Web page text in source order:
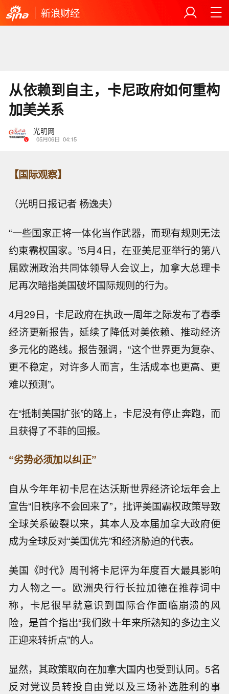
新浪财经
从依赖到自主，卡尼政府如何重构
加美关系
光明网
05月06日 04:15
【国际观察】
（光明日报记者 杨逸夫）
“一些国家正将一体化当作武器，而现有规则无法
约束霸权国家。”5月4日，在亚美尼亚举行的第八
届欧洲政治共同体领导人会议上，加拿大总理卡
尼再次暗指美国破坏国际规则的行为。
4月29日，卡尼政府在执政一周年之际发布了春季
经济更新报告，延续了降低对美依赖、推动经济
多元化的路线。报告强调，“这个世界更为复杂、
更不稳定，对许多人而言，生活成本也更高、更
难以预测”。
在“抵制美国扩张”的路上，卡尼没有停止奔跑，而
且获得了不菲的回报。
“劣势必须加以纠正”
自从今年年初卡尼在达沃斯世界经济论坛年会上
宣告“旧秩序不会回来了”，批评美国霸权政策导致
全球关系破裂以来，其本人及本届加拿大政府便
成为全球反对“美国优先”和经济胁迫的代表。
美国《时代》周刊将卡尼评为年度百大最具影响
力人物之一。欧洲央行行长拉加德在推荐词中
称，卡尼很早就意识到国际合作面临崩溃的风
险，是首个指出“我们数十年来所熟知的多边主义
正迎来转折点”的人。
显然，其政策取向在加拿大国内也受到认同。5名
反对党议员转投自由党以及三场补选胜利的事